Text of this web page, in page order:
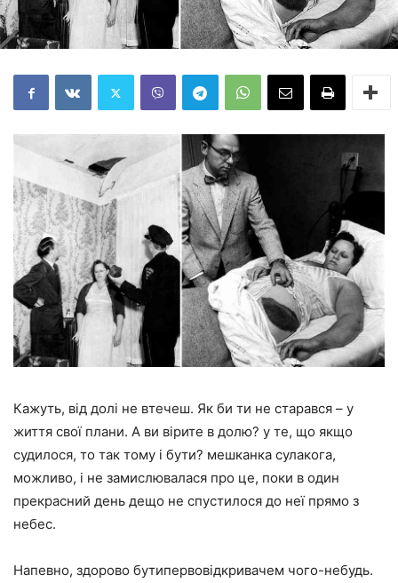
Кажуть, від долі не втечеш. Як би ти не старався – у
життя свої плани. А ви вірите в долю? у те, що якщо
судилося, то так тому і бути? мешканка сулакога,
можливо, і не замислювалася про це, поки в один
прекрасний день дещо не спустилося до неї прямо з
небес.
Напевно, здорово бутипервовідкривачем чого-небудь.